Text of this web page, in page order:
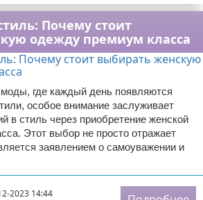
Почему стоит
одежду премиум класса
где каждый день появляются
особое внимание заслуживает
в стиль через приобретение женской
Этот выбор не просто отражает
заявлением о самоуважении и
2023 14:44